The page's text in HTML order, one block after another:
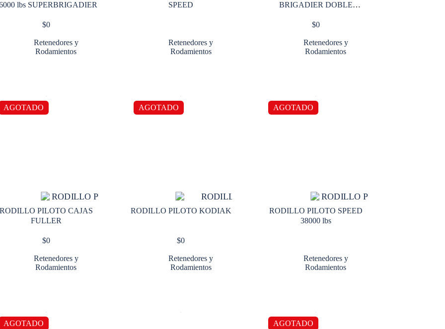
lbs SUPERBRIGADIER
$0
Retenedores y
Rodamientos
SPEED
Retenedores y
Rodamientos
BRIGADIER DOBLE
$0
Retenedores y
Rodamientos
AGOTADO
PILOTO CAJAS
FULLER
$0
Retenedores y
Rodamientos
AGOTADO
RODILLO PILOTO KODIAK
$0
Retenedores y
Rodamientos
AGOTADO
RODILLO PILOTO SPEED
38000 lbs
Retenedores y
Rodamientos
AGOTADO AGOTADO